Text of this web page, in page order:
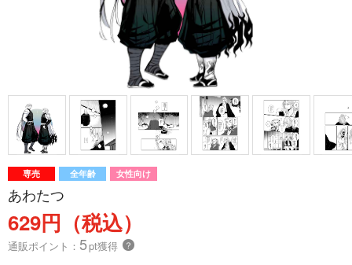
専売 全年齢 女性向け
あわたつ
629円（税込）
通販ポイント： 5pt獲得 ？